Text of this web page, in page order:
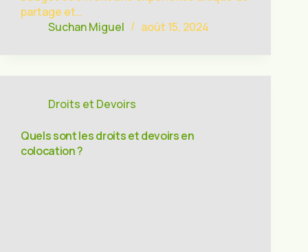
partage et…
Suchan Miguel
août 15, 2024
Droits et Devoirs
Quels sont les droits et devoirs en
colocation ?